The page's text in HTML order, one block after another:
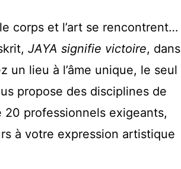
corps et l’art se rencontrent…
JAYA signifie victoire, dans
un lieu à l’âme unique, le seul
propose des disciplines de
20 professionnels exigeants,
à votre expression artistique